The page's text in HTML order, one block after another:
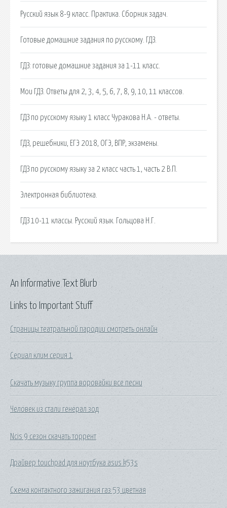
Русский язык 8-9 класс. Практика. Сборник задач.
Готовые домашние задания по русскому. ГДЗ.
ГДЗ: готовые домашние задания за 1-11 класс.
Мои ГДЗ. Ответы для 2, 3, 4, 5, 6, 7, 8, 9, 10, 11 классов.
ГДЗ по русскому языку 1 класс Чуракова Н.А. - ответы.
ГДЗ, решебники, ЕГЭ 2018, ОГЭ, ВПР, экзамены.
ГДЗ по русскому языку за 2 класс часть 1, часть 2 В.П.
Электронная библиотека.
ГДЗ 10-11 классы. Русский язык. Гольцова Н.Г.
Links to Important Stuff
Страницы театральной пародии смотреть онлайн
Сериал клим серия 1
Скачать музыку группа воровайки все песни
Человек из стали генерал зод
Ncis 9 сезон скачать торрент
Драйвер touchpad для ноутбука asus k53s
Схема контактного зажигания газ 53 цветная
An Informative Text Blurb